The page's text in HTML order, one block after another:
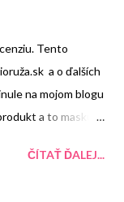
Tento
a o ďalších
na mojom blogu
a to masku.
táto od tých
ČÍTAŤ ĎALEJ...